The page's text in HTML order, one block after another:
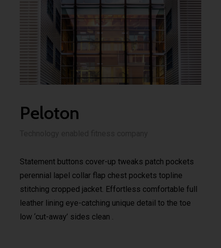
Peloton
Statement buttons cover-up tweaks patch pockets
perennial lapel collar flap chest pockets topline
stitching cropped jacket. Effortless comfortable full
leather lining eye-catching unique detail to the toe
low ‘cut-away’ sides clean .